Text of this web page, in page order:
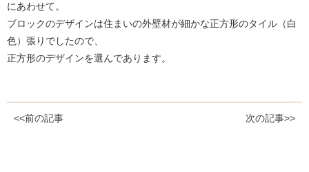
にあわせて。
ブロックのデザインは住まいの外壁材が細かな正方形のタイル（白
色）張りでしたので、
正方形のデザインを選んであります。
<<前の記事 次の記事>>